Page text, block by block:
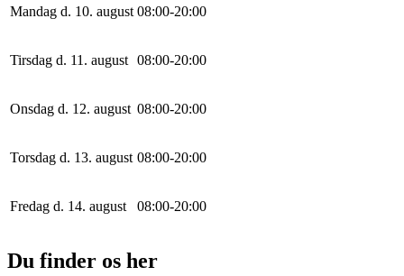
Mandag d. 10. august 08:00-20:00
Tirsdag d. 11. august 08:00-20:00
Onsdag d. 12. august 08:00-20:00
Torsdag d. 13. august 08:00-20:00
Fredag d. 14. august 08:00-20:00
Du finder os her